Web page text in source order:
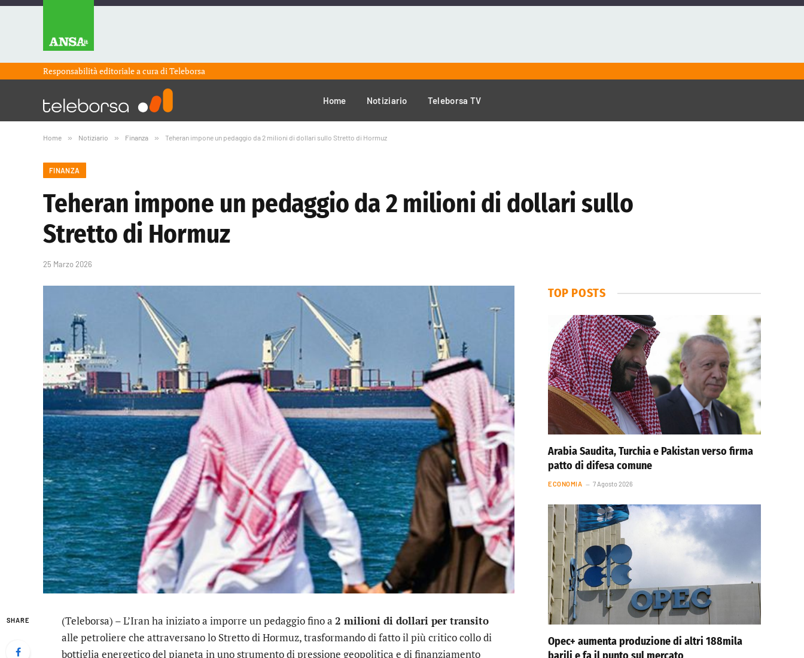
Responsabilità editoriale a cura diTeleborsa
Home Notiziario Teleborsa TV
Home » Notiziario » Finanza » Teheran impone un pedaggio da 2 milioni di dollari sullo Stretto di Hormuz
FINANZA
Teheran impone un pedaggio da 2 milioni di dollari sullo
Stretto di Hormuz
25 Marzo 2026
SHARE (Teleborsa) – L’Iran ha iniziato a imporre un pedaggio fino a 2 milioni di dollari per transito
alle petroliere che attraversano lo Stretto di Hormuz, trasformando di fatto il più critico collo di
bottiglia energetico del pianeta in uno strumento di pressione geopolitica e di finanziamento
TOP POSTS
Arabia Saudita, Turchia e Pakistan verso firma
patto di difesa comune
ECONOMIA 7 Agosto 2026
Opec+ aumenta produzione di altri 188mila
barili e fa il punto sul mercato